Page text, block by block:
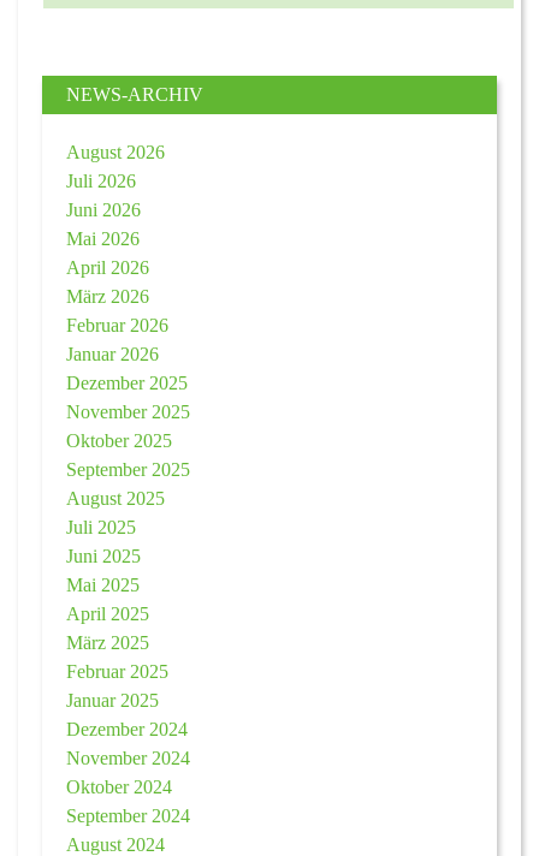
NEWS-ARCHIV
August 2026
Juli 2026
Juni 2026
Mai 2026
April 2026
März 2026
Februar 2026
Januar 2026
Dezember 2025
November 2025
Oktober 2025
September 2025
August 2025
Juli 2025
Juni 2025
Mai 2025
April 2025
März 2025
Februar 2025
Januar 2025
Dezember 2024
November 2024
Oktober 2024
September 2024
August 2024